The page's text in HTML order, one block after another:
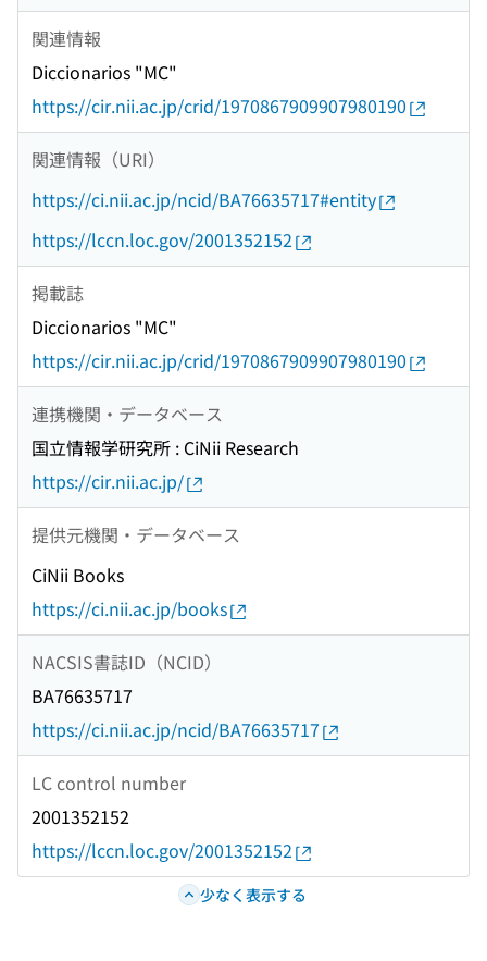
関連情報
Diccionarios "MC"
https://cir.nii.ac.jp/crid/1970867909907980190
関連情報（URI）
https://ci.nii.ac.jp/ncid/BA76635717#entity
https://lccn.loc.gov/2001352152
掲載誌
Diccionarios "MC"
https://cir.nii.ac.jp/crid/1970867909907980190
連携機関・データベース
国立情報学研究所 : CiNii Research
https://cir.nii.ac.jp/
提供元機関・データベース
CiNii Books
https://ci.nii.ac.jp/books
NACSIS書誌ID（NCID）
BA76635717
https://ci.nii.ac.jp/ncid/BA76635717
LC control number
2001352152
https://lccn.loc.gov/2001352152
少なく表示する